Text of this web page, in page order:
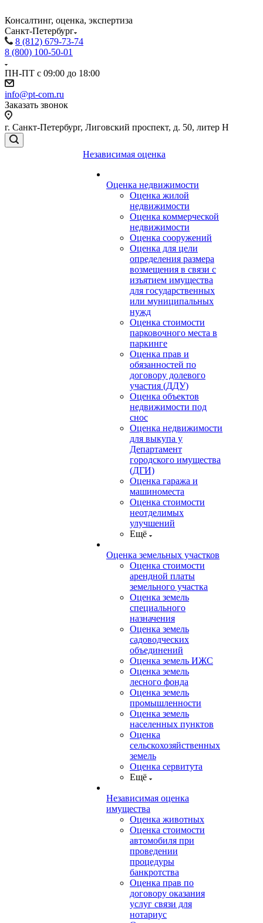
Консалтинг, оценка, экспертиза
Санкт-Петербург
8 (812) 679-73-74
8 (800) 100-50-01
ПН-ПТ с 09:00 до 18:00
info@pt-com.ru
Заказать звонок
г. Санкт-Петербург, Лиговский проспект, д. 50, литер Н
Независимая оценка
Оценка недвижимости
Оценка жилой
недвижимости
Оценка коммерческой
недвижимости
Оценка сооружений
Оценка для цели
определения размера
возмещения в связи с
изъятием имущества
для государственных
или муниципальных
нужд
Оценка стоимости
парковочного места в
паркинге
Оценка прав и
обязанностей по
договору долевого
участия (ДДУ)
Оценка объектов
недвижимости под
снос
Оценка недвижимости
для выкупа у
Департамент
городского имущества
(ДГИ)
Оценка гаража и
машиноместа
Оценка стоимости
неотделимых
улучшений
Ещё
Оценка земельных участков
Оценка стоимости
арендной платы
земельного участка
Оценка земель
специального
назначения
Оценка земель
садоводческих
объединений
Оценка земель ИЖС
Оценка земель
лесного фонда
Оценка земель
промышленности
Оценка земель
населенных пунктов
Оценка
сельскохозяйственных
земель
Оценка сервитута
Ещё
Независимая оценка
имущества
Оценка животных
Оценка стоимости
автомобиля при
проведении
процедуры
банкротства
Оценка прав по
договору оказания
услуг связи для
нотариус